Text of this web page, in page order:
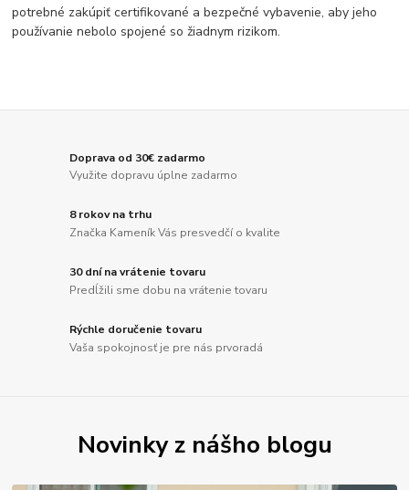
potrebné zakúpiť certifikované a bezpečné vybavenie, aby jeho
používanie nebolo spojené so žiadnym rizikom.
Doprava od 30€ zadarmo
Využite dopravu úplne zadarmo
8 rokov na trhu
Značka Kameník Vás presvedčí o kvalite
30 dní na vrátenie tovaru
Predĺžili sme dobu na vrátenie tovaru
Rýchle doručenie tovaru
Vaša spokojnosť je pre nás prvoradá
Novinky z nášho blogu